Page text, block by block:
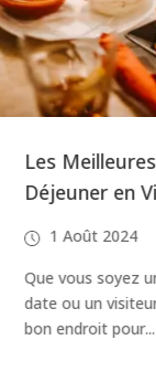
en Ville
2024
soyez un habitant
visiteur de
pour...